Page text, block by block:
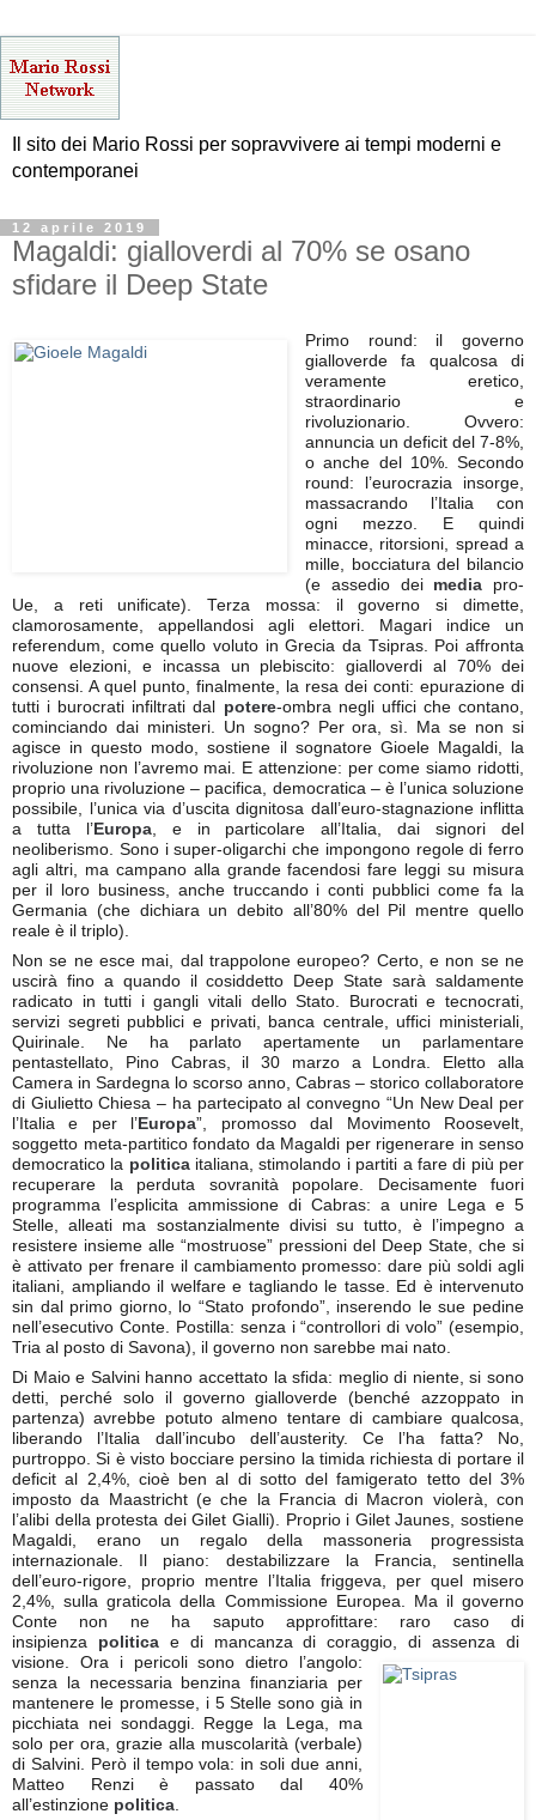
Il sito dei Mario Rossi per sopravvivere ai tempi moderni e
contemporanei
12 aprile 2019
Magaldi: gialloverdi al 70% se osano
sfidare il Deep State
Primo round: il governo
gialloverde fa qualcosa di
veramente eretico,
straordinario e
rivoluzionario. Ovvero:
annuncia un deficit del 7-8%,
o anche del 10%. Secondo
round: l’eurocrazia insorge,
massacrando l’Italia con
ogni mezzo. E quindi
minacce, ritorsioni, spread a
mille, bocciatura del bilancio
(e assedio dei media pro-
Ue, a reti unificate). Terza mossa: il governo si dimette,
clamorosamente, appellandosi agli elettori. Magari indice un
referendum, come quello voluto in Grecia da Tsipras. Poi affronta
nuove elezioni, e incassa un plebiscito: gialloverdi al 70% dei
consensi. A quel punto, finalmente, la resa dei conti: epurazione di
tutti i burocrati infiltrati dal potere-ombra negli uffici che contano,
cominciando dai ministeri. Un sogno? Per ora, sì. Ma se non si
agisce in questo modo, sostiene il sognatore Gioele Magaldi, la
rivoluzione non l’avremo mai. E attenzione: per come siamo ridotti,
proprio una rivoluzione – pacifica, democratica – è l’unica soluzione
possibile, l’unica via d’uscita dignitosa dall’euro-stagnazione inflitta
a tutta l’Europa, e in particolare all’Italia, dai signori del
neoliberismo. Sono i super-oligarchi che impongono regole di ferro
agli altri, ma campano alla grande facendosi fare leggi su misura
per il loro business, anche truccando i conti pubblici come fa la
Germania (che dichiara un debito all’80% del Pil mentre quello
reale è il triplo).
Non se ne esce mai, dal trappolone europeo? Certo, e non se ne
uscirà fino a quando il cosiddetto Deep State sarà saldamente
radicato in tutti i gangli vitali dello Stato. Burocrati e tecnocrati,
servizi segreti pubblici e privati, banca centrale, uffici ministeriali,
Quirinale. Ne ha parlato apertamente un parlamentare
pentastellato, Pino Cabras, il 30 marzo a Londra. Eletto alla
Camera in Sardegna lo scorso anno, Cabras – storico collaboratore
di Giulietto Chiesa – ha partecipato al convegno “Un New Deal per
l’Italia e per l’ Europa”, promosso dal Movimento Roosevelt,
soggetto meta-partitico fondato da Magaldi per rigenerare in senso
democratico la politicaitaliana, stimolando i partiti a fare di più per
recuperare la perduta sovranità popolare. Decisamente fuori
programma l’esplicita ammissione di Cabras: a unire Lega e 5
Stelle, alleati ma sostanzialmente divisi su tutto, è l’impegno a
resistere insieme alle “mostruose” pressioni del Deep State, che si
è attivato per frenare il cambiamento promesso: dare più soldi agli
italiani, ampliando il welfare e tagliando le tasse. Ed è intervenuto
sin dal primo giorno, lo “Stato profondo”, inserendo le sue pedine
nell’esecutivo Conte. Postilla: senza i “controllori di volo” (esempio,
Tria al posto di Savona), il governo non sarebbe mai nato.
Di Maio e Salvini hanno accettato la sfida: meglio di niente, si sono
detti, perché solo il governo gialloverde (benché azzoppato in
partenza) avrebbe potuto almeno tentare di cambiare qualcosa,
liberando l’Italia dall’incubo dell’austerity. Ce l’ha fatta? No,
purtroppo. Si è visto bocciare persino la timida richiesta di portare il
deficit al 2,4%, cioè ben al di sotto del famigerato tetto del 3%
imposto da Maastricht (e che la Francia di Macron violerà, con
l’alibi della protesta dei Gilet Gialli). Proprio i Gilet Jaunes, sostiene
Magaldi, erano un regalo della massoneria progressista
internazionale. Il piano: destabilizzare la Francia, sentinella
dell’euro-rigore, proprio mentre l’Italia friggeva, per quel misero
2,4%, sulla graticola della Commissione Europea. Ma il governo
Conte non ne ha saputo approfittare: raro caso di
insipienza politicae di mancanza di coraggio, di assenza di
visione. Ora i pericoli sono dietro l’angolo:
senza la necessaria benzina finanziaria per
mantenere le promesse, i 5 Stelle sono già in
picchiata nei sondaggi. Regge la Lega, ma
solo per ora, grazie alla muscolarità (verbale)
di Salvini. Però il tempo vola: in soli due anni,
Matteo Renzi è passato dal 40%
all’estinzione politica